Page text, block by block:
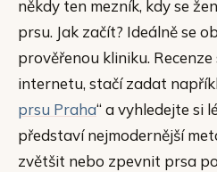
někdy ten mezník, kdy se
prsu. Jak začít? Ideálně se
prověřenou kliniku.
internetu, stačí zadat
prsu Praha“ a vyhledejte si
představí nejmodernější
zvětšit nebo zpevnit prsa